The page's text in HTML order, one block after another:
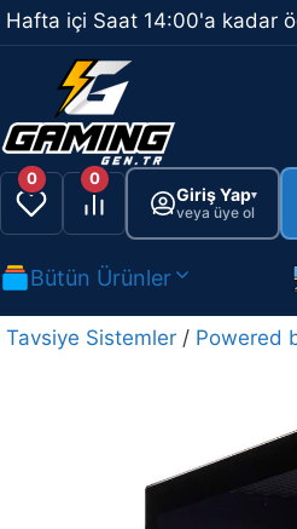
İçeriğe
atla
Hafta içi Saat 14:00'a kadar
0 0
Giriş Yap▾
veya üye ol
Bütün Ürünler
Tavsiye Sistemler / Powered